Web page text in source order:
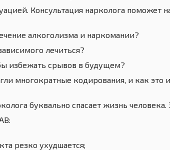
Консультация нарколога
алкоголизма и наркомании?
лечиться?
избежать срывов в будущем?
многократные кодирования, и как это
буквально спасает жизнь
резко ухудшается;
49 лет